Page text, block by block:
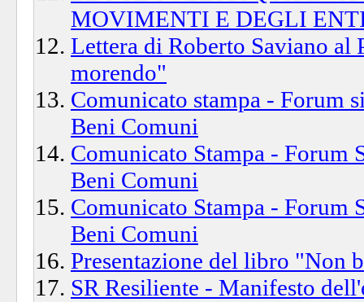
MOVIMENTI E DEGLI
Lettera di Roberto Saviano al
morendo"
Comunicato stampa - Forum
Beni Comuni
Comunicato Stampa -
Beni Comuni
Comunicato Stampa -
Beni Comuni
Presentazione del libro "Non
SR Resiliente - Manifesto